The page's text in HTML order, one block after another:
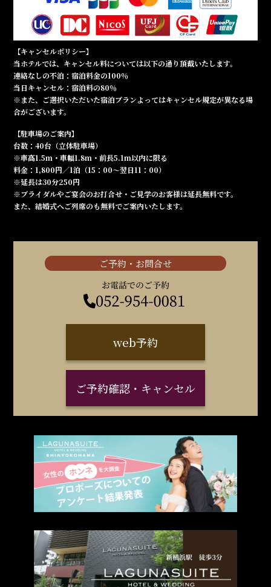
【キャンセルポリシー】
当ホテルでは、キャンセル料については以下の通り頂戴いたします。
連絡なしの不泊：宿泊料金の100％
当日キャンセル：宿泊料の80％
※また、ご選択いただいた宿泊プランよってはキャンセル規定が異なる場
合がございます。
【駐車場のご案内】
台数：40台（立体駐車場）
※車高1.5m・車幅1.8m・前長5.1m以内に限る
料金：1,800円／1泊（15：00～翌日11：00）
※延長は30分250円
※ブライダルやご宴会のお打合せ・ご見学のお客様は延長無料です。
また、結婚式へご列席のも無料でご案内いたします。
ご予約・お問合せ
web予約
ご予約確認・キャンセル